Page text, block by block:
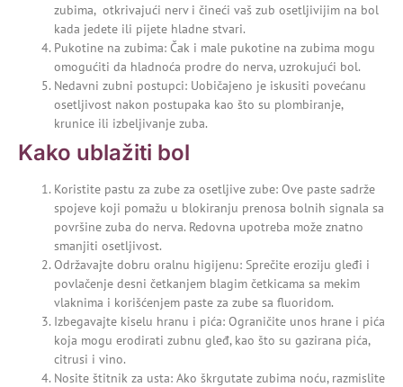
zubima, otkrivajući nerv i čineći vaš zub osetljivijim na bol
kada jedete ili pijete hladne stvari.
Pukotine na zubima: Čak i male pukotine na zubima mogu
omogućiti da hladnoća prodre do nerva, uzrokujući bol.
Nedavni zubni postupci: Uobičajeno je iskusiti povećanu
osetljivost nakon postupaka kao što su plombiranje,
krunice ili izbeljivanje zuba.
Kako ublažiti bol
Koristite pastu za zube za osetljive zube: Ove paste sadrže
spojeve koji pomažu u blokiranju prenosa bolnih signala sa
površine zuba do nerva. Redovna upotreba može znatno
smanjiti osetljivost.
Održavajte dobru oralnu higijenu: Sprečite eroziju gleđi i
povlačenje desni četkanjem blagim četkicama sa mekim
vlaknima i korišćenjem paste za zube sa fluoridom.
Izbegavajte kiselu hranu i pića: Ograničite unos hrane i pića
koja mogu erodirati zubnu gleđ, kao što su gazirana pića,
citrusi i vino.
Nosite štitnik za usta: Ako škrgutate zubima noću, razmislite